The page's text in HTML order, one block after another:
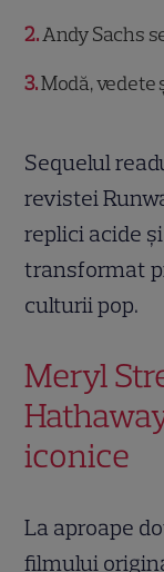
2 Andy Sachs
3 Modă, vedete
Sequelul
revistei
replici acide
transformat
culturii pop.
Meryl
iconice
La aproape
filmului